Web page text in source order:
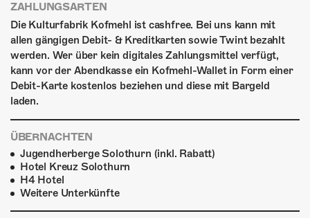
ZAHLUNGSARTEN
Die Kulturfabrik Kofmehl ist cashfree. Bei uns kann mit
allen gängigen Debit- & Kreditkarten sowie Twint bezahlt
werden. Wer über kein digitales Zahlungsmittel verfügt,
kann vor der Abendkasse ein Kofmehl-Wallet in Form einer
Debit-Karte kostenlos beziehen und diese mit Bargeld
laden.
ÜBERNACHTEN
Jugendherberge Solothurn (inkl. Rabatt)
Hotel Kreuz Solothurn
H4 Hotel
Weitere Unterkünfte